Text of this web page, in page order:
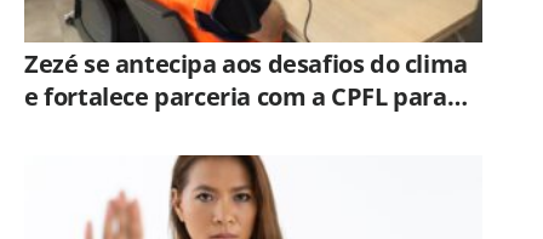
Zezé se antecipa aos desafios do clima
e fortalece parceria com a CPFL para